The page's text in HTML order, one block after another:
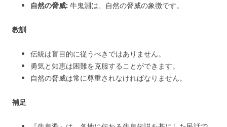
自然の脅威: 牛鬼淵は、自然の脅威の象徴です。
教訓
伝統は盲目的に従うべきではありません。
勇気と知恵は困難を克服することができます。
自然の脅威は常に尊重されなければなりません。
補足